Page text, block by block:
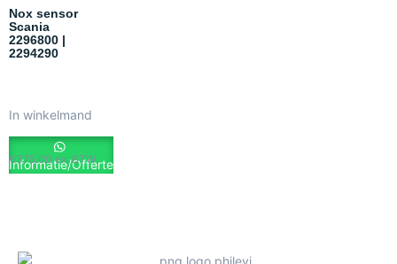
Nox sensor
Scania
2296800 |
2294290
€375.00 ex. BTW
In winkelmand
Informatie/Offerte